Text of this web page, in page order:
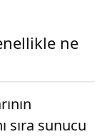
ne
sıra sunucu